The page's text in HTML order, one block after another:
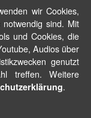
wir Cookies,
sind. Mit
und Cookies, die
Audios über
genutzt
treffen. Weitere
.